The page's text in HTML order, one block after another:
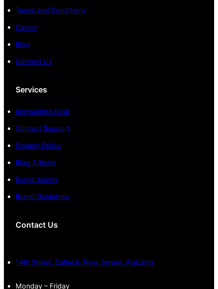
Terms and Conditions
Career
Blog
Contact Us
Services
Knowledge Base
Contact Support
Privacy Policy
Blog Articles
Brand Assets
Brand Guidelines
Contact Us
14th Street, Caltech, New Jersey, Alabama
Monday – Friday